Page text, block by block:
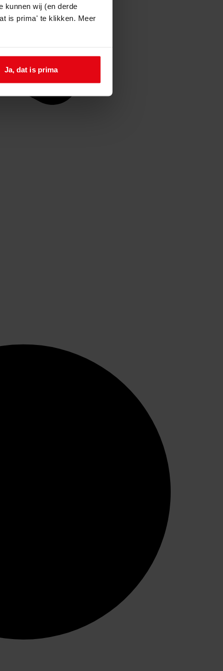
kunnen wij (en derde
is prima' te klikken. Meer
Ja, dat is prima